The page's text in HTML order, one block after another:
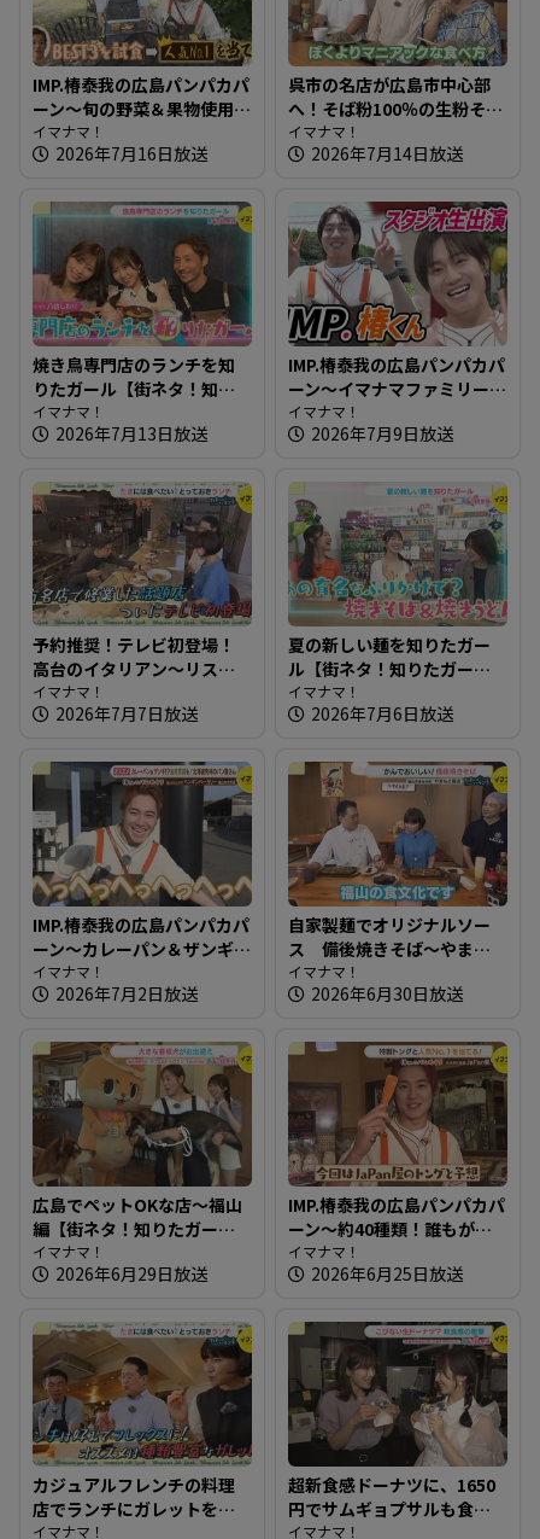
IMP.椿泰我の広島パンパカパ
ーン～旬の野菜＆果物使用
のパン オリジナリティ満載
のパン屋さんへ
イマナマ！
2026年7月16日放送
呉市の名店が広島市中心部
へ！そば粉100％の生粉そば
～饕餮庵【たまにはそとラ
ンチ】
イマナマ！
2026年7月14日放送
焼き鳥専門店のランチを知
りたガール【街ネタ！知り
たガール】
イマナマ！
2026年7月13日放送
IMP.椿泰我の広島パンパカパ
ーン～イマナマファミリー
IMP. 椿泰我くん2度目のスタ
ジオ登場！
イマナマ！
2026年7月9日放送
予約推奨！テレビ初登場！
高台のイタリアン～リスト
ランテ ヌック【たまにはそ
とランチ】
イマナマ！
2026年7月7日放送
夏の新しい麺を知りたガー
ル【街ネタ！知りたガー
ル】
イマナマ！
2026年7月6日放送
IMP.椿泰我の広島パンパカパ
ーン～カレーパン＆ザンギ!?
金賞受賞も！ 北海道発祥の
パン屋さん
イマナマ！
2026年7月2日放送
自家製麺でオリジナルソー
ス 備後焼きそば～やまも
と商店【たまにはそとラン
チ】
イマナマ！
2026年6月30日放送
広島でペットOKな店～福山
編【街ネタ！知りたガー
ル】
イマナマ！
2026年6月29日放送
IMP.椿泰我の広島パンパカパ
ーン～約40種類！誰もがお
いしいと思うパンが並ぶ愛
され店
イマナマ！
2026年6月25日放送
カジュアルフレンチの料理
店でランチにガレットを！
～ブラッスリーワカノ【た
イマナマ！
超新食感ドーナツに、1650
円でサムギョプサルも食べ
放題ランチ 広島で行列が
イマナマ！